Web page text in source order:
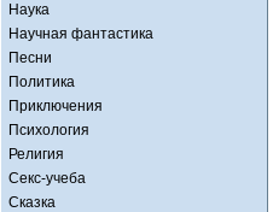
Наука
Научная фантастика
Песни
Политика
Приключения
Психология
Религия
Секс-учеба
Сказка